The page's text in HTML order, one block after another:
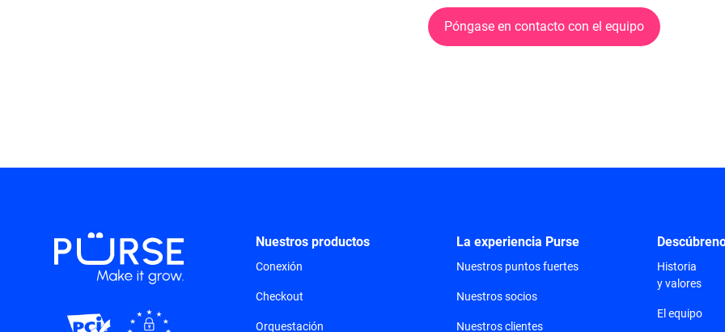
Póngase en contacto con el equipo
Nuestros productos
Conexión
Checkout
Orquestación
La experiencia Purse
Nuestros puntos fuertes
Nuestros socios
Nuestros clientes
Historia
y valores
El equipo